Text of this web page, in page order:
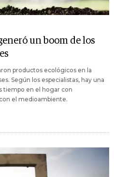
un boom de los
productos ecológicos en la
Según los especialistas, hay una
tiempo en el hogar con
el medioambiente.